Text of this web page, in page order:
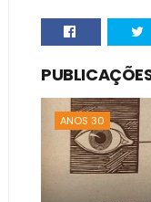
ANOS 30